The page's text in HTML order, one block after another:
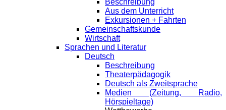
Beschreibung
Aus dem Unterricht
Exkursionen + Fahrten
Gemeinschaftskunde
Wirtschaft
Sprachen und Literatur
Deutsch
Beschreibung
Theaterpädagogik
Deutsch als Zweitsprache
Medien (Zeitung, Radio,
Hörspieltage)